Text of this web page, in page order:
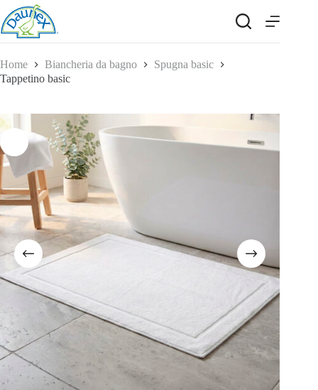
Salta
al
contenuto
Home Biancheria da bagno
Spugna basic
Tappetino basic